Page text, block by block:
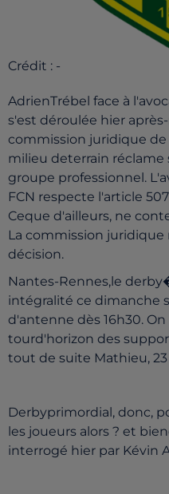
Crédit : -
AdrienTrébel face à
s'est déroulée hier
commission juridique de
milieu deterrain réclame
groupe professionnel.
FCN respecte l'article
Ceque d'ailleurs, ne
La commission juridique
décision.
Nantes-Rennes,le
intégralité ce dimanche
d'antenne dès 16h30.
tourd'horizon des
tout de suite Mathieu,
Derbyprimordial, donc,
les joueurs alors ? et
interrogé hier par Kévin